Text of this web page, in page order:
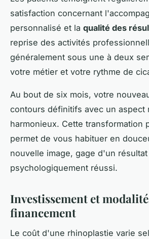
satisfaction concernant
personnalisé et la qualité des
reprise des activités
généralement sous une à deux
votre métier et votre rythme de
Au bout de six mois, votre
contours définitifs avec un aspect
harmonieux. Cette transformation
permet de vous habituer en
nouvelle image, gage d'un résultat
psychologiquement réussi.
Investissement et
financement
Le coût d'une rhinoplastie varie